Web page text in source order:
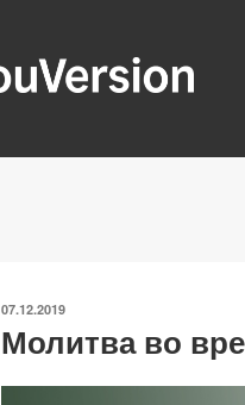
ОПУБЛИКОВАНО
07.12.2019
Молитва во